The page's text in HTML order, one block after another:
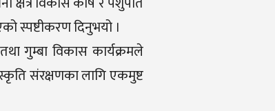
स्पष्टीकरण दिनुभयो ।
गुम्बा विकास कार्यक्रमले
संरक्षणका लागि एकमुष्ट